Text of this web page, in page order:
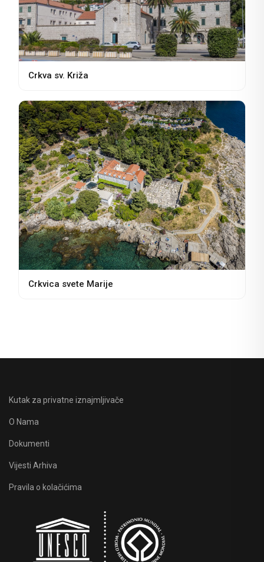
Crkva sv. Križa
Crkvica svete Marije
Kutak za privatne iznajmljivače
O Nama
Dokumenti
Vijesti Arhiva
Pravila o kolačićima